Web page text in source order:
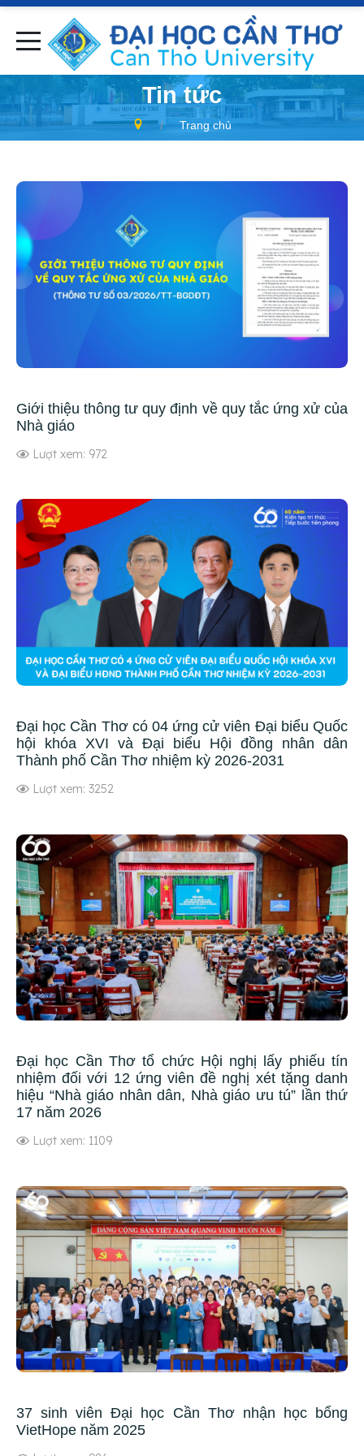
Tin tức
Trang chủ
Giới thiệu thông tư quy định về quy tắc ứng xử của
Nhà giáo
Lượt xem: 972
Đại học Cần Thơ có 04 ứng cử viên Đại biểu Quốc
hội khóa XVI và Đại biểu Hội đồng nhân dân
Thành phố Cần Thơ nhiệm kỳ 2026-2031
Lượt xem: 3252
Đại học Cần Thơ tổ chức Hội nghị lấy phiếu tín
nhiệm đối với 12 ứng viên đề nghị xét tặng danh
hiệu “Nhà giáo nhân dân, Nhà giáo ưu tú” lần thứ
17 năm 2026
Lượt xem: 1109
37 sinh viên Đại học Cần Thơ nhận học bổng
VietHope năm 2025